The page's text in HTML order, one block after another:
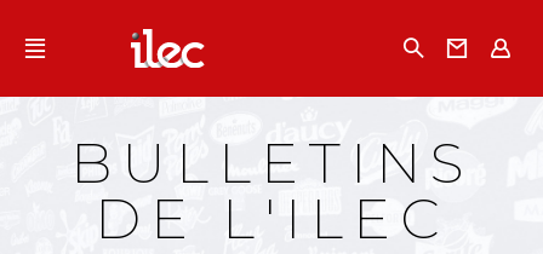
Qu'est-ce que l’Ilec
Campagnes multimarques
Dans la presse
BULLETINS
DE L'ILEC